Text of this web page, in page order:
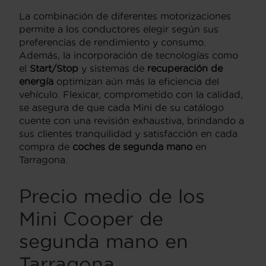
La combinación de diferentes motorizaciones
permite a los conductores elegir según sus
preferencias de rendimiento y consumo.
Además, la incorporación de tecnologías como
el Start/Stop y sistemas de recuperación de
energía optimizan aún más la eficiencia del
vehículo. Flexicar, comprometido con la calidad,
se asegura de que cada Mini de su catálogo
cuente con una revisión exhaustiva, brindando a
sus clientes tranquilidad y satisfacción en cada
compra de coches de segunda mano en
Tarragona.
Precio medio de los
Mini Cooper de
segunda mano en